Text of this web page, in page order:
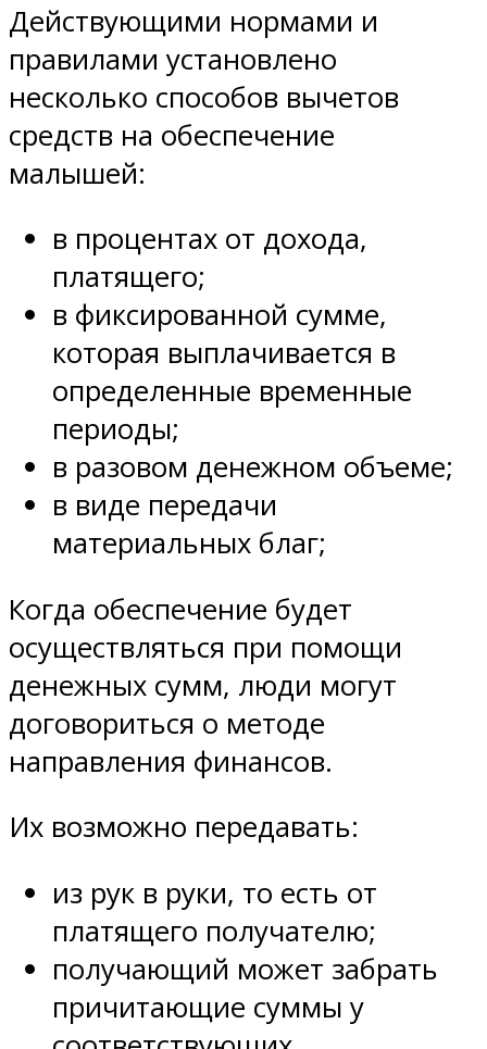
Действующими нормами и
правилами установлено
несколько способов вычетов
средств на обеспечение
малышей:
в процентах от дохода,
платящего;
в фиксированной сумме,
которая выплачивается в
определенные временные
периоды;
в разовом денежном объеме;
в виде передачи
материальных благ;
Когда обеспечение будет
осуществляться при помощи
денежных сумм, люди могут
договориться о методе
направления финансов.
Их возможно передавать:
из рук в руки, то есть от
платящего получателю;
получающий может забрать
причитающие суммы у